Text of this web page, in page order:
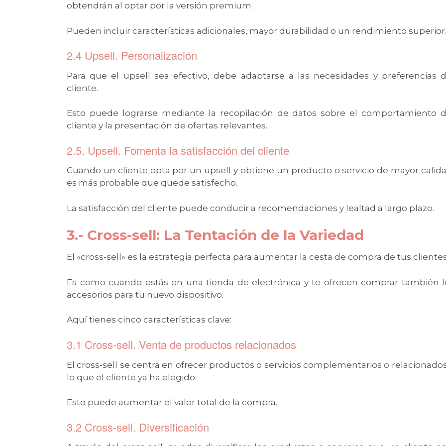
obtendrán al optar por la versión premium.
Pueden incluir características adicionales, mayor durabilidad o un rendimiento superior
2.4 Upsell. Personalización
Para que el upsell sea efectivo, debe adaptarse a las necesidades y preferencias
cliente.
Esto puede lograrse mediante la recopilación de datos sobre el comportamiento
cliente y la presentación de ofertas relevantes.
2.5. Upsell. Fomenta la satisfacción del cliente
Cuando un cliente opta por un upsell y obtiene un producto o servicio de mayor
es más probable que quede satisfecho.
La satisfacción del cliente puede conducir a recomendaciones y lealtad a largo plazo.
3.- Cross-sell: La Tentación de la Variedad
El «cross-sell» es la estrategia perfecta para aumentar la cesta de compra de tus
Es como cuando estás en una tienda de electrónica y te ofrecen comprar también
accesorios para tu nuevo dispositivo.
Aquí tienes cinco características clave:
3.1 Cross-sell. Venta de productos relacionados
El cross-sell se centra en ofrecer productos o servicios complementarios o
lo que el cliente ya ha elegido.
Esto puede aumentar el valor total de la compra.
3.2 Cross-sell. Diversificación